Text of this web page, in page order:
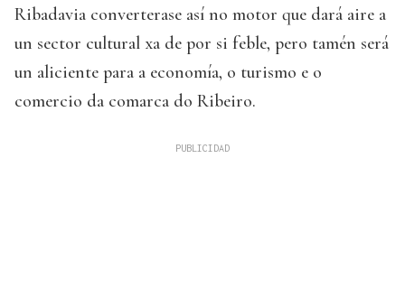
Ribadavia converterase así no motor que dará aire a
un sector cultural xa de por si feble, pero tamén será
un aliciente para a economía, o turismo e o
comercio da comarca do Ribeiro.